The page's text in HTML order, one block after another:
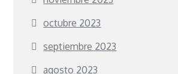
octubre 2023
septiembre 2023
agosto 2023